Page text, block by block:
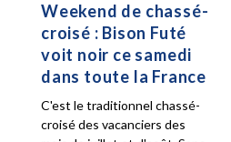
Weekend de chassé-
croisé : Bison Futé
voit noir ce samedi
dans toute la France
C'est le traditionnel chassé-
croisé des vacanciers des